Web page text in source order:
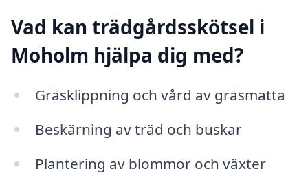
Vad kan trädgårdsskötsel i
Moholm hjälpa dig med?
Gräsklippning och vård av gräsmatta
Beskärning av träd och buskar
Plantering av blommor och växter